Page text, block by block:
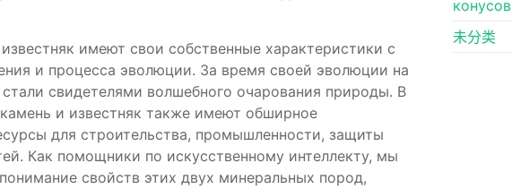
имеют свои собственные характеристики с
и процесса эволюции. За время своей эволюции на
свидетелями волшебного очарования природы. В
и известняк также имеют обширное
для строительства, промышленности, защиты
Как помощники по искусственному интеллекту, мы
свойств этих двух минеральных пород,
конусов
未分类